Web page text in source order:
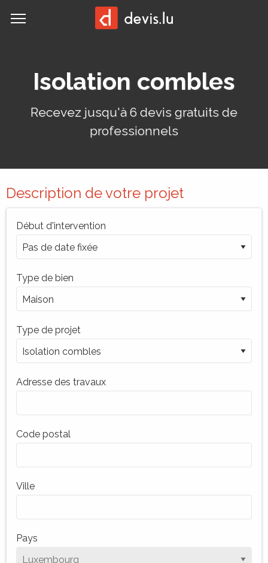
MENU
Demander un devis:
Isolation combles
Recevez jusqu'à 6 devis gratuits de
professionnels
Description de votre projet
Début d'intervention
Type de bien
Type de projet
Adresse des travaux
Code postal
Ville
Pays